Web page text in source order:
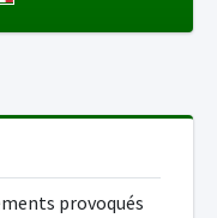
provoqués